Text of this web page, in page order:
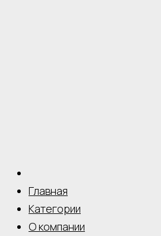
Главная
Категории
О компании